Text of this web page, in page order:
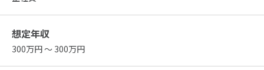
想定年収
300万円 ～ 300万円